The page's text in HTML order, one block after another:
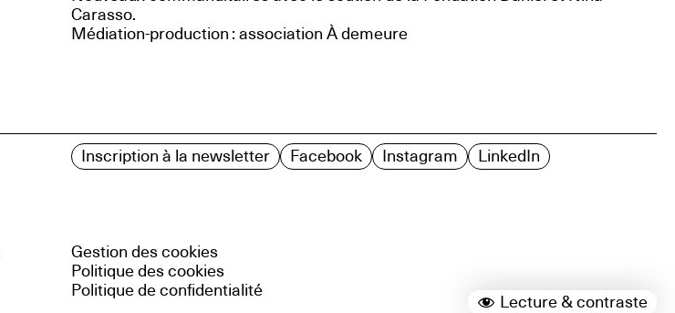
Carasso.
Médiation-production : association À demeure
Inscription à la newsletter Facebook Instagram LinkedIn
Lecture & contraste
Gestion des cookies
Politique des cookies
Politique de confidentialité